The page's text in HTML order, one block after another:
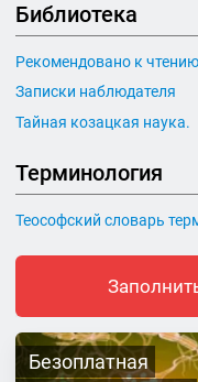
Библиотека
Рекомендовано к чтению
Записки наблюдателя
Тайная козацкая наука.
Терминология
Теософский словарь
Безоплатная